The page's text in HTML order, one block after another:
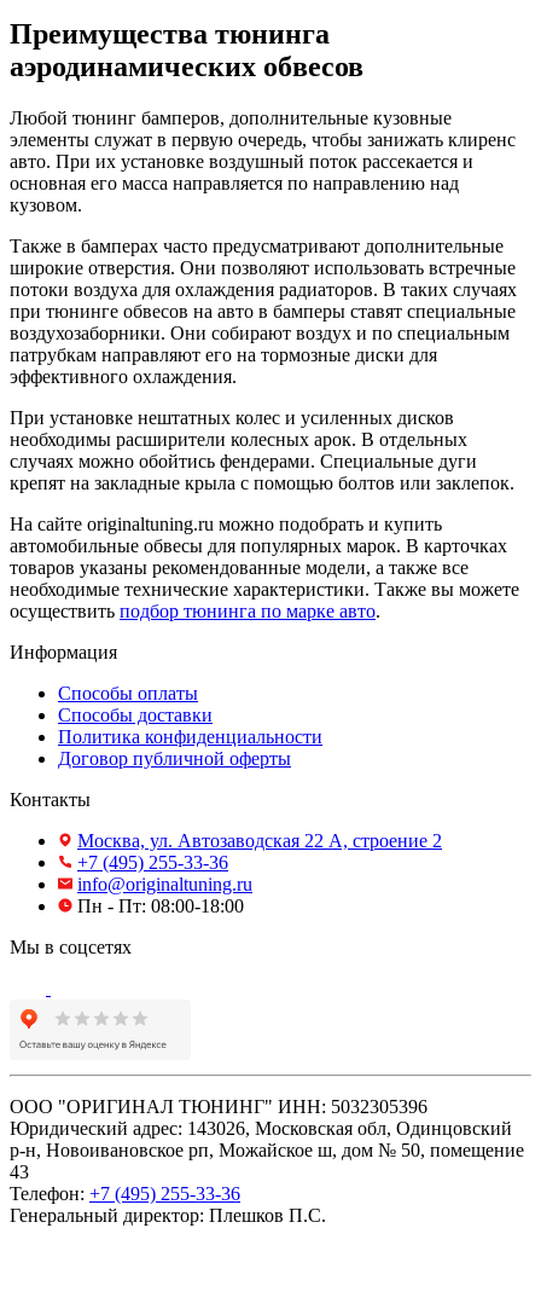
Преимущества тюнинга
аэродинамических обвесов
Любой тюнинг бамперов, дополнительные кузовные
элементы служат в первую очередь, чтобы занижать клиренс
авто. При их установке воздушный поток рассекается и
основная его масса направляется по направлению над
кузовом.
Также в бамперах часто предусматривают дополнительные
широкие отверстия. Они позволяют использовать встречные
потоки воздуха для охлаждения радиаторов. В таких случаях
при тюнинге обвесов на авто в бамперы ставят специальные
воздухозаборники. Они собирают воздух и по специальным
патрубкам направляют его на тормозные диски для
эффективного охлаждения.
При установке нештатных колес и усиленных дисков
необходимы расширители колесных арок. В отдельных
случаях можно обойтись фендерами. Специальные дуги
крепят на закладные крыла с помощью болтов или заклепок.
На сайте originaltuning.ru можно подобрать и купить
автомобильные обвесы для популярных марок. В карточках
товаров указаны рекомендованные модели, а также все
необходимые технические характеристики. Также вы можете
осуществить подбор тюнинга по марке авто.
Информация
Способы оплаты
Способы доставки
Политика конфиденциальности
Договор публичной оферты
Контакты
Москва, ул. Автозаводская 22 А, строение 2
+7 (495) 255-33-36
info@originaltuning.ru
Пн - Пт: 08:00-18:00
Мы в соцсетях
ООО "ОРИГИНАЛ ТЮНИНГ" ИНН: 5032305396
Юридический адрес: 143026, Московская обл, Одинцовский
р-н, Новоивановское рп, Можайское ш, дом № 50, помещение
43
Телефон: +7 (495) 255-33-36
Генеральный директор: Плешков П.С.